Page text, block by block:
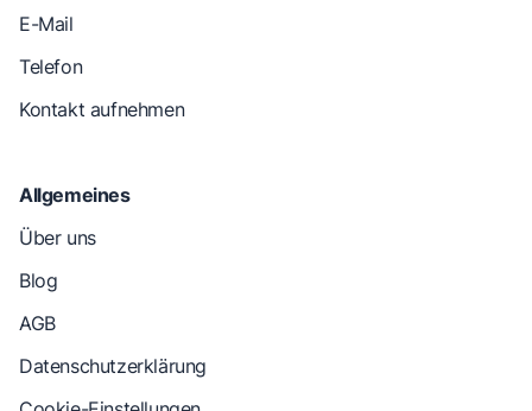
E-Mail
Telefon
Kontakt aufnehmen
Allgemeines
Über uns
Blog
AGB
Datenschutzerklärung